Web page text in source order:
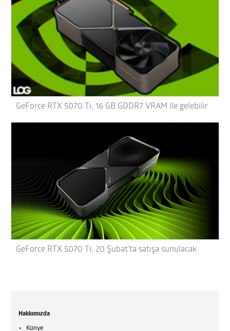
GeForce RTX 5070 Ti, 16 GB GDDR7 VRAM ile gelebilir
GeForce RTX 5070 Ti, 20 Şubat’ta satışa sunulacak
Hakkımızda
Künye